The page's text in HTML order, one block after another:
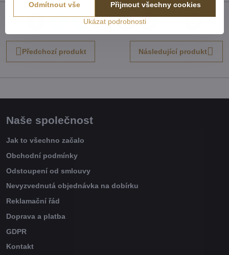
BlueskyPinterestReddit
Předchozí produkt Následující produkt
Naše společnost
Jak to všechno začalo
Obchodní podmínky
Odstoupení od smlouvy
Nevyzvednutá objednávka na dobírku
Reklamační řád
Doprava a platba
GDPR
Kontakt
Ukázat podrobnosti
Přijmout všechny cookies
Odmítnout vše